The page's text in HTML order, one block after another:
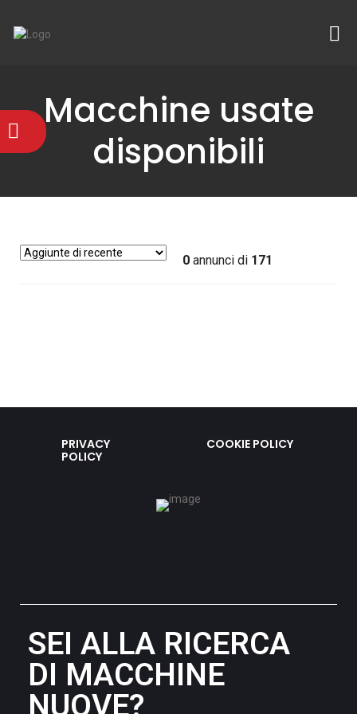
Macchine usate
disponibili
0 annunci di 171
PRIVACY
POLICY
COOKIE POLICY
SEI ALLA RICERCA
DI MACCHINE
NUOVE?